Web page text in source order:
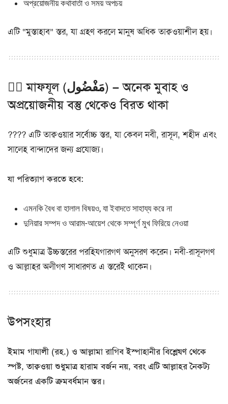
অপ্রয়োজনীয় কথাবার্তা ও সময় অপচয়
এটি “মুস্তাহাব” স্তর, যা গ্রহণ করলে মানুষ অধিক তাক্বওয়াশীল হয়।
৩️⃣ মাফযূল (مَفْضُول) – অনেক মুবাহ ও
অপ্রয়োজনীয় বস্তু থেকেও বিরত থাকা
???? এটি তাক্বওয়ার সর্বোচ্চ স্তর, যা কেবল নবী, রাসূল, শহীদ এবং
সালেহ বান্দাদের জন্য প্রযোজ্য।
যা পরিত্যাগ করতে হবে:
এমনকি বৈধ বা হালাল বিষয়ও, যা ইবাদতে সাহায্য করে না
দুনিয়ার সম্পদ ও আরাম-আয়েশ থেকে সম্পূর্ণ মুখ ফিরিয়ে নেওয়া
এটি শুধুমাত্র উচ্চস্তরের পরহিযগারগণ অনুসরণ করেন। নবী-রাসূলগণ
ও আল্লাহর অলীগণ সাধারণত এ স্তরেই থাকেন।
উপসংহার
ইমাম গাযালী (রহ.) ও আল্লামা রাগিব ইস্পাহানীর বিশ্লেষণ থেকে
স্পষ্ট, তাক্বওয়া শুধুমাত্র হারাম বর্জন নয়, বরং এটি আল্লাহর নৈকট্য
অর্জনের একটি ক্রমবর্ধমান স্তর।